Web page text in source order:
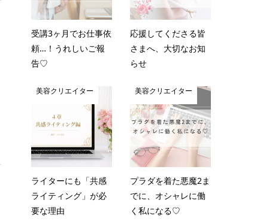
受講3ヶ月でお仕事依
頼…！うれしいご報
告♡
応援してくださる皆
さまへ、大切なお知
らせ
美容クリエイター
ライターにも「共感
ライティング」が必
要な理由
美容クリエイター
プラダを着た悪魔2ま
でに、オシャレに働
く私になる♡